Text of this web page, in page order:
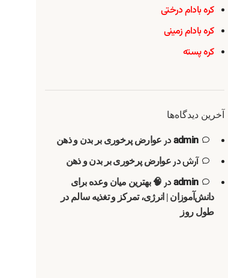
کره بادام درختی
کره بادام زمینی
کره پسته
آخرین دیدگاه‌ها
adminدر عوارض پرخوری بر بدن و ذهن
آرشدرعوارض پرخوری بر بدن و ذهن
adminدر 🧠 بهترین میان وعده برای
دانش‌آموزان | انرژی، تمرکز و تغذیه سالم در
طول روز